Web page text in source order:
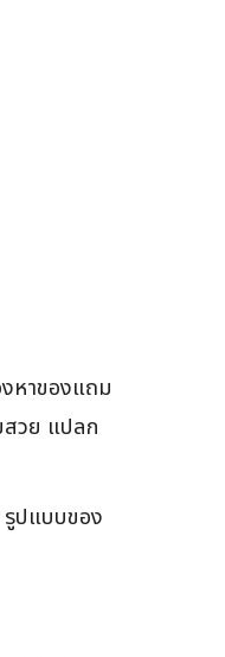
หาของแถม
สวย แปลก
รูปแบบของ